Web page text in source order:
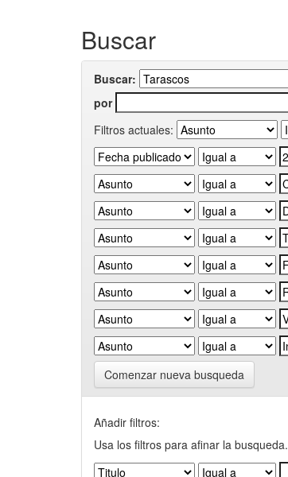
Buscar
Buscar:
por
Filtros actuales:
Comenzar nueva busqueda
Añadir filtros:
Usa los filtros para afinar la busqueda.